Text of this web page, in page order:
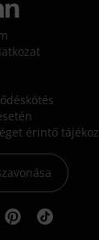
érintő